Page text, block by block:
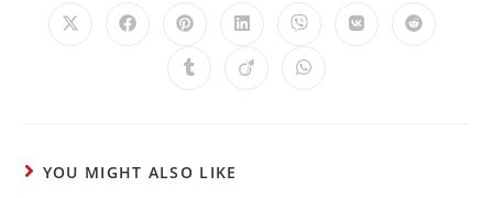
YOU MIGHT ALSO LIKE